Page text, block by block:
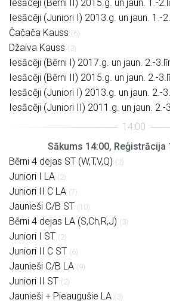
Iesācēji (Bērni II) 2015.g. un jaun. 1.-
Iesācēji (Juniori I) 2013.g. un jaun. 1.-
Čačača Kauss (6)
Džaiva Kauss (3)
Iesācēji (Bērni I) 2017.g. un jaun. 2.-
Iesācēji (Bērni II) 2015.g. un jaun. 2.-
Iesācēji (Juniori I) 2013.g. un jaun. 2.-
Iesācēji (Juniori II) 2011.g. un jaun. 2.-
Sākums 14:00, Reģistrācija
Bērni 4 dejas ST (W,T,V,Q) (2)
Juniori I LA (2)
Juniori II C LA (7)
Jaunieši C/B ST (10)
Bērni 4 dejas LA (S,Ch,R,J) (3)
Juniori I ST (2)
Juniori II C ST (6)
Jaunieši C/B LA (9)
Juniori II ST (2)
Jaunieši + Pieaugušie LA (3)